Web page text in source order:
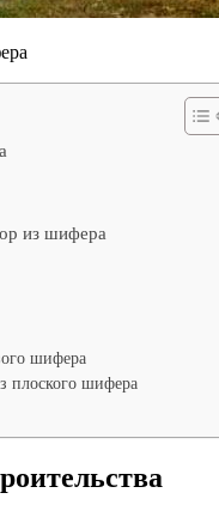
из шифера
шифера
плоского шифера